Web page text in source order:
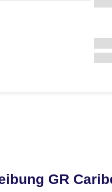
GR